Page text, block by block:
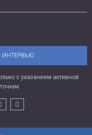
ИНТЕРВЬЮ
с указанием активной